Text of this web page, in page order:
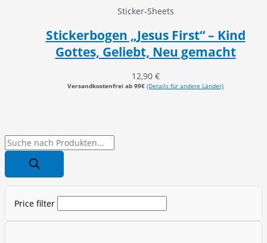
P
o
d
c
Price filter
Sticker-Sheets
Stickerbogen „Jesus First“ – Kind
Gottes, Geliebt, Neu gemacht
12,90 €
Versandkostenfrei ab 99€ (Details für andere Länder)